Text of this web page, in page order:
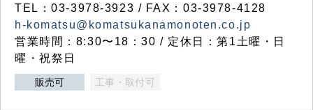
TEL：03-3978-3923 / FAX：03-3978-4128
h-komatsu@komatsukanamonoten.co.jp
営業時間：8:30〜18：30 / 定休日：第1土曜・日
曜・祝祭日
販売可 工事・取付可